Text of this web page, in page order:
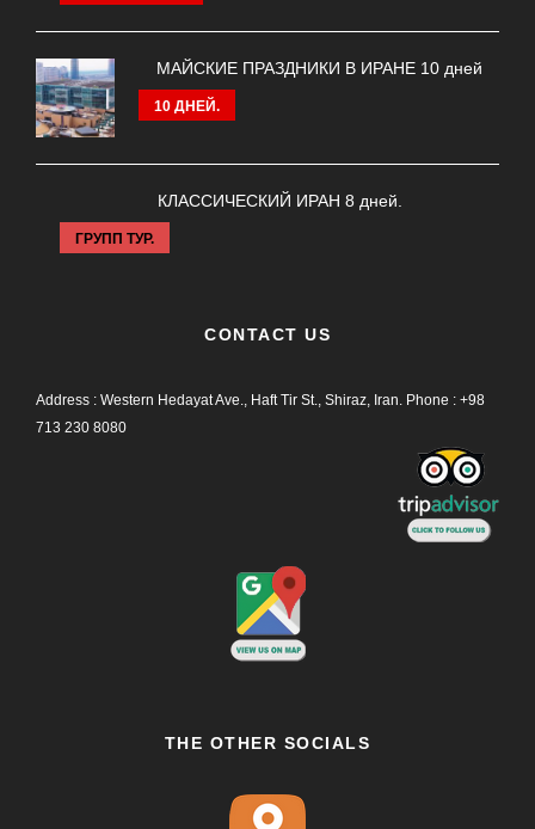
МАЙСКИЕ ПРАЗДНИКИ В ИРАНЕ 10 дней
10 ДНЕЙ.
КЛАССИЧЕСКИЙ ИРАН 8 дней.
ГРУПП ТУР.
CONTACT US
Address : Western Hedayat Ave., Haft Tir St., Shiraz, Iran. Phone : +98
713 230 8080
THE OTHER SOCIALS